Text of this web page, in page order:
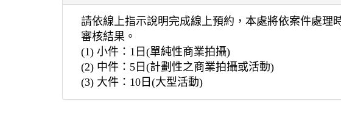
請依線上指示說明完成線上預約，本處將依案件處理
審核結果。
(1) 小件：1日(單純性商業拍攝)
(2) 中件：5日(計劃性之商業拍攝或活動)
(3) 大件：10日(大型活動)